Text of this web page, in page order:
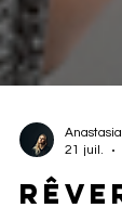
21 juil.